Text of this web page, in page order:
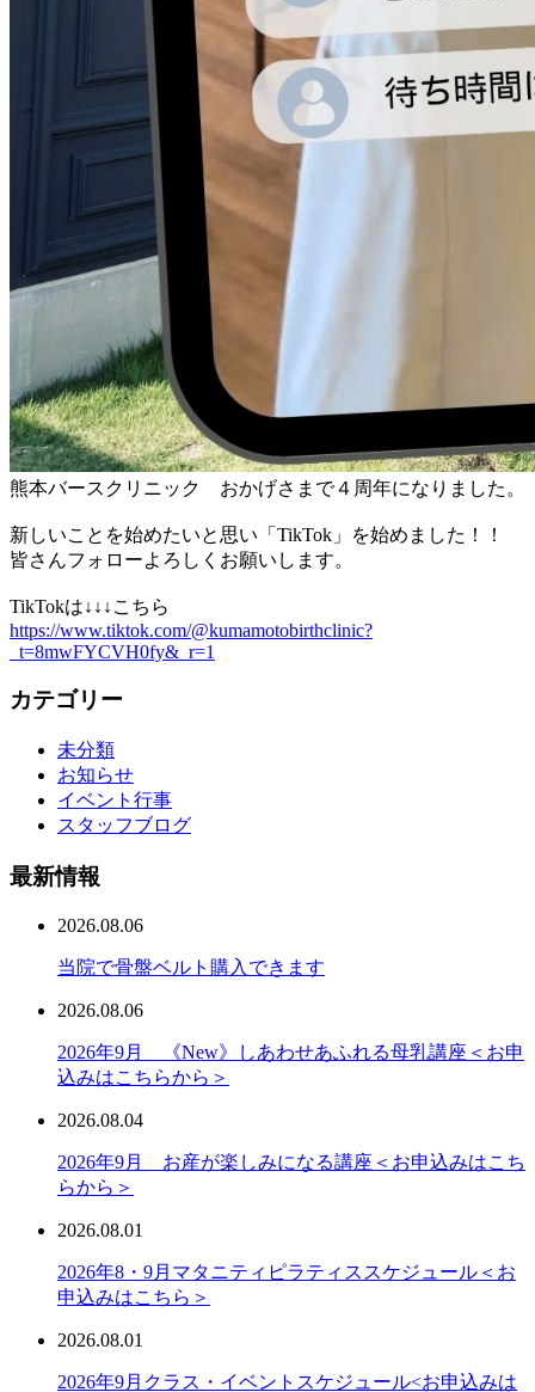
熊本バースクリニック おかげさまで４周年になりました。
新しいことを始めたいと思い「TikTok」を始めました！！
皆さんフォローよろしくお願いします。
TikTokは↓↓↓こちら
https://www.tiktok.com/@kumamotobirthclinic?
_t=8mwFYCVH0fy&_r=1
カテゴリー
未分類
お知らせ
イベント行事
スタッフブログ
最新情報
2026.08.06
当院で骨盤ベルト購入できます
2026.08.06
2026年9月 《New》しあわせあふれる母乳講座＜お申
込みはこちらから＞
2026.08.04
2026年9月 お産が楽しみになる講座＜お申込みはこち
らから＞
2026.08.01
2026年8・9月マタニティピラティススケジュール＜お
申込みはこちら＞
2026.08.01
2026年9月クラス・イベントスケジュール<お申込みは